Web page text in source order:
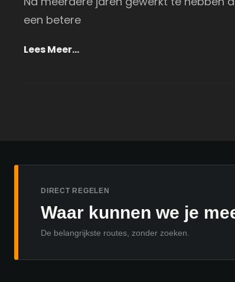
een betere
Lees Meer…Ontdek
Powerbag
DIRECT REGELEN
Waar kunnen we je
De belangrijkste routes, zonder zoeken.